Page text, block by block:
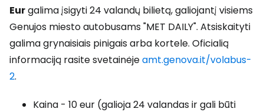
Eurgalima įsigyti 24 valandų bilietą, galiojantį visiems
Genujos miesto autobusams "MET DAILY". Atsiskaityti
galima grynaisiais pinigais arba kortele. Oficialią
informaciją rasite svetainėjeamt.genova.it/volabus-
2.
Kaina - 10 eur (galioja 24 valandas ir gali būti